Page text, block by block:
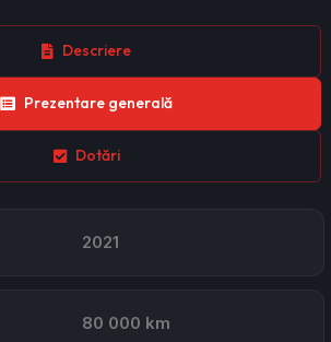
Descriere
Prezentare generală
Dotări
2021
80 000 km